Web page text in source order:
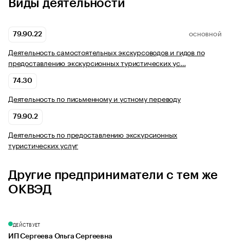
Виды деятельности
79.90.22 ОСНОВНОЙ
Деятельность самостоятельных экскурсоводов и гидов по
предоставлению экскурсионных туристических ус…
74.30
Деятельность по письменному и устному переводу
79.90.2
Деятельность по предоставлению экскурсионных
туристических услуг
Другие предприниматели с тем же
ОКВЭД
ДЕЙСТВУЕТ
ИП Сергеева Ольга Сергеевна